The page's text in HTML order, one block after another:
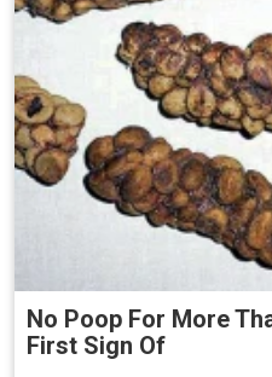
No Poop For More
First Sign Of